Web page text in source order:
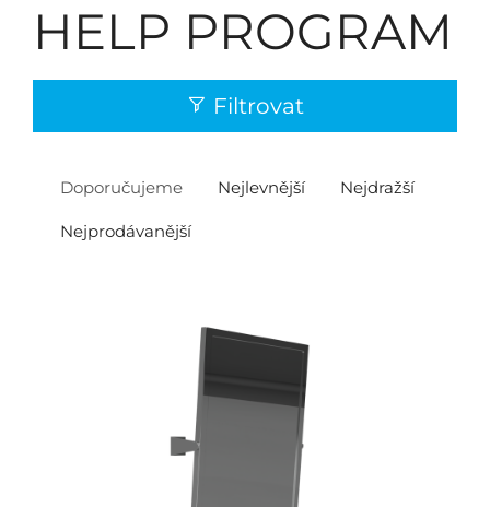
HELP PROGRAM
Filtrovat
Doporučujeme Nejlevnější Nejdražší
Nejprodávanější